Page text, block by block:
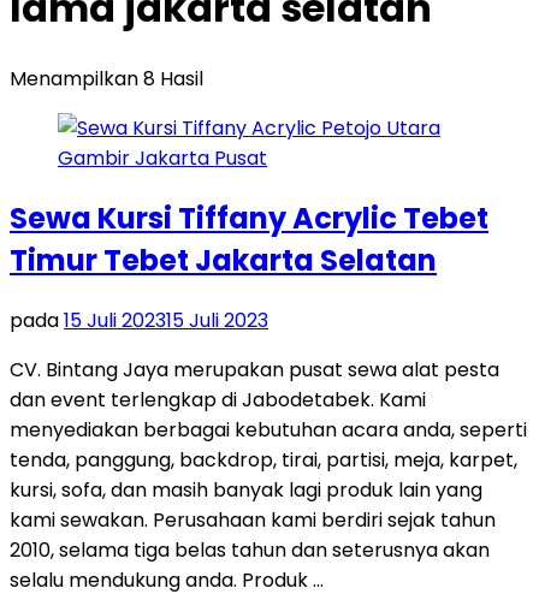
Menampilkan 8 Hasil
Sewa Kursi Tiffany Acrylic Tebet
Timur Tebet Jakarta Selatan
pada15 Juli 202315 Juli 2023
CV. Bintang Jaya merupakan pusat sewa alat pesta
dan event terlengkap di Jabodetabek. Kami
menyediakan berbagai kebutuhan acara anda, seperti
tenda, panggung, backdrop, tirai, partisi, meja, karpet,
kursi, sofa, dan masih banyak lagi produk lain yang
kami sewakan. Perusahaan kami berdiri sejak tahun
2010, selama tiga belas tahun dan seterusnya akan
selalu mendukung anda. Produk …